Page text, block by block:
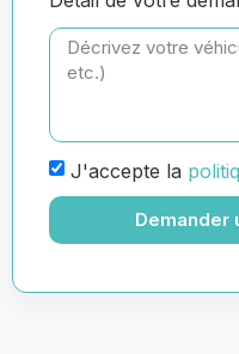
J'accepte la
Demander